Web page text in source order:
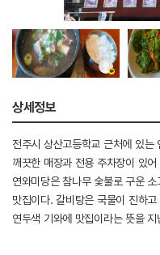
상세정보
전주시 상산고등학교 근처에 있는
깨끗한 매장과 전용 주차장이 있
연와미당은 참나무 숯불로 구운
맛집이다. 갈비탕은 국물이 진하
연두색 기와에 맛집이라는 뜻을
조경을 세심하게 꾸몄고, 많은 손